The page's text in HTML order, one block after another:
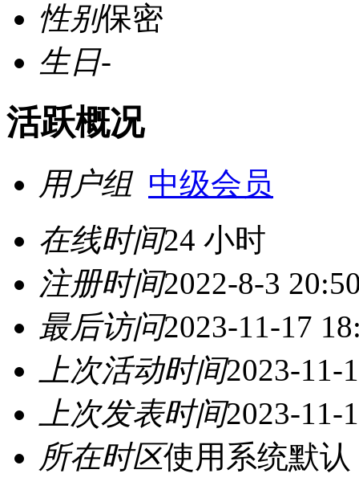
性别保密
生日-
活跃概况
用户组 中级会员
在线时间24 小时
注册时间2022-8-3
最后访问2023-11-17
上次活动时间2023-11-
上次发表时间2023-11-
所在时区使用系统默认